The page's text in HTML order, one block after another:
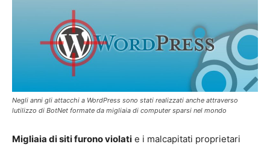
Negli anni gli attacchi a WordPress sono stati realizzati anche attraverso
lutilizzo di BotNet formate da migliaia di computer sparsi nel mondo
Migliaia di siti furono violati e i malcapitati proprietari